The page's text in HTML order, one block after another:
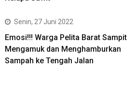
Senin, 27 Juni 2022
Emosi!!! Warga Pelita Barat Sampit
Mengamuk dan Menghamburkan
Sampah ke Tengah Jalan